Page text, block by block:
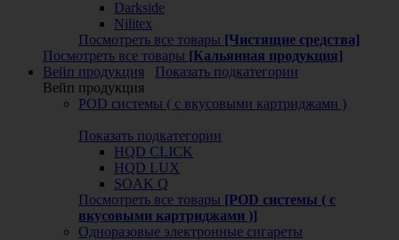
Darkside
Nilitex
Посмотреть все товары [Чистящие средства]
Посмотреть все товары [Кальянная продукция]
Вейп продукция
Показать подкатегории
Вейп продукция
POD системы ( с вкусовыми картриджами )
Показать подкатегории
HQD CLICK
HQD LUX
SOAK Q
Посмотреть все товары [POD системы ( с
вкусовыми картриджами )]
Одноразовые электронные сигареты